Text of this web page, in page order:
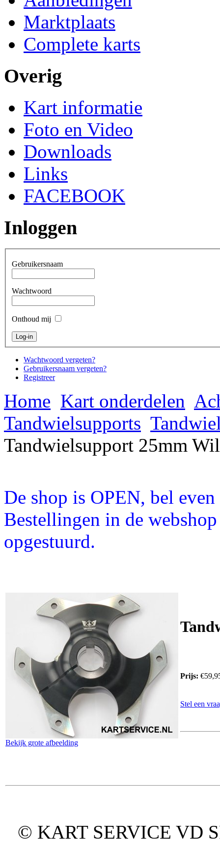
Marktplaats
Complete karts
Overig
Kart informatie
Foto en Video
Downloads
Links
FACEBOOK
Inloggen
Gebruikersnaam
Wachtwoord
Onthoud mij
Wachtwoord vergeten?
Gebruikersnaam vergeten?
Registreer
Home Kart onderdelen
Tandwielsupports
Tandwielsupport 25mm
De shop is OPEN, bel
Bestellingen in de
opgestuurd.
Bekijk grote afbeelding
Prijs:
Stel een
© KART SERVICE VD